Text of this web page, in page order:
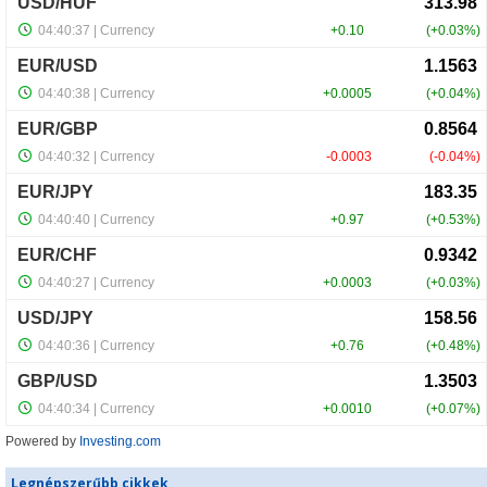
Powered by Investing.com
Legnépszerűbb cikkek